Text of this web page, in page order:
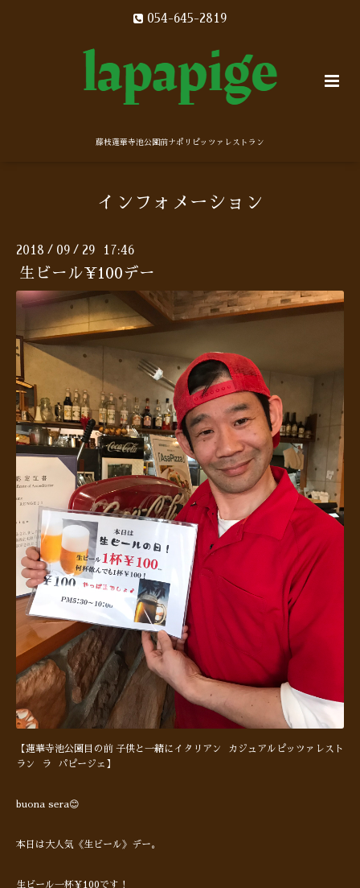
054-645-2819
藤枝蓮華寺池公園前ナポリピッツァレストラン
インフォメーション
2018 / 09 / 29 17:46
生ビール¥100デー
【蓮華寺池公園目の前 子供と一緒にイタリアン カジュアルピッツァレスト
ラン ラ パピージェ】
buona sera😊
本日は大人気《生ビール》デー。
生ビール一杯¥100です！